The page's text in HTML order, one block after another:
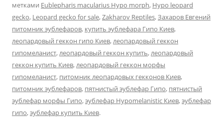
метками Eublepharis macularius Hypo morph, Hypo leopard
gecko, Leopard gecko for sale,Zakharov Reptiles,Захаров Евгений
питомник эублефаров, купить эублефара Гипо Киев,
леопардовый геккон гипо Киев,леопардовый геккон
гипомеланист,леопардовый геккон купить,леопардовый
геккон купить Киев,леопардовый геккон морфы
гипомеланист, питомник леопардовых гекконов Киев,
питомник эублефаров, пятнистый эублефар Гипо, пятнистый
эублефар морфы Гипо,эублефар Hypomelanistic Киев,эублефар
гипо,эублефар купить Киев.